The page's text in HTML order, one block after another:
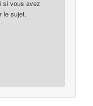
si vous avez
le sujet.